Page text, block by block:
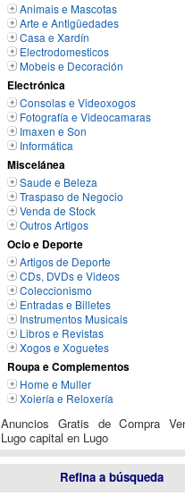
Animais e Mascotas
Arte e Antigüedades
Casa e Xardín
Electrodomesticos
Mobeis e Decoración
Electrónica
Consolas e Videoxogos
Fotografía e Videocamaras
Imaxen e Son
Informática
Miscelánea
Saude e Beleza
Traspaso de Negocio
Venda de Stock
Outros Artigos
Ocio e Deporte
Artigos de Deporte
CDs, DVDs e Videos
Coleccionismo
Entradas e Billetes
Instrumentos Musicais
Libros e Revistas
Xogos e Xoguetes
Roupa e Complementos
Home e Muller
Xoiería e Reloxería
Anuncios Gratis de Compra
Lugo capital en Lugo
Refina a búsqueda